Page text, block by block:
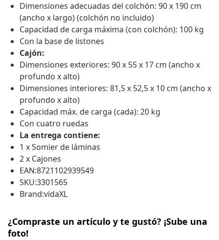
Dimensiones adecuadas del colchón: 90 x 190 cm
(ancho x largo) (colchón no incluido)
Capacidad de carga máxima (con colchón): 100 kg
Con la base de listones
Cajón:
Dimensiones exteriores: 90 x 55 x 17 cm (ancho x
profundo x alto)
Dimensiones interiores: 81,5 x 52,5 x 10 cm (ancho x
profundo x alto)
Capacidad máx. de carga (cada): 20 kg
Con cuatro ruedas
La entrega contiene:
1 x Somier de láminas
2 x Cajones
EAN:8721102939549
SKU:3301565
Brand:vidaXL
¿Compraste un artículo y te gustó? ¡Sube una
foto!